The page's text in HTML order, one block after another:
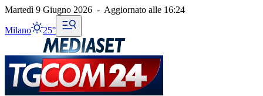
Martedì 9 Giugno 2026 - Aggiornato alle 16:24
Milano 25°